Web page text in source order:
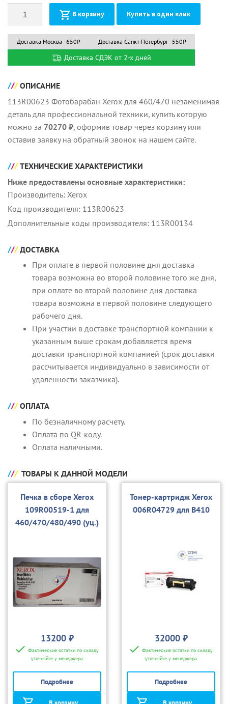
В корзину Купить в один клик
Доставка Москва - 650₽ Доставка Санкт-Петербург - 550₽
Доставка СДЭК от 2-х дней
ОПИСАНИЕ
113R00623 Фотобарабан Xerox для 460/470 незаменимая
деталь для профессиональной техники, купить которую
можно за 70270 ₽, оформив товар через корзину или
оставив заявку на обратный звонок на нашем сайте.
ТЕХНИЧЕСКИЕ ХАРАКТЕРИСТИКИ
Ниже предоставлены основные характеристики:
Производитель: Xerox
Код производителя: 113R00623
Дополнительные коды производителя: 113R00134
ДОСТАВКА
При оплате в первой половине дня доставка
товара возможна во второй половине того же дня,
при оплате во второй половине дня доставка
товара возможна в первой половине следующего
рабочего дня.
При участии в доставке транспортной компании к
указанным выше срокам добавляется время
доставки транспортной компанией (срок доставки
рассчитывается индивидуально в зависимости от
удаленности заказчика).
ОПЛАТА
По безналичному расчету.
Оплата по QR-коду.
Оплата наличными.
ТОВАРЫ К ДАННОЙ МОДЕЛИ
Печка в сборе Xerox
109R00519-1 для
460/470/480/490 (уц.)
13200 ₽
Фактические остатки по складу
уточняйте у менеджера
Подробнее
Тонер-картридж Xerox
006R04729 для B410
32000 ₽
Фактические остатки по складу
уточняйте у менеджера
Подробнее